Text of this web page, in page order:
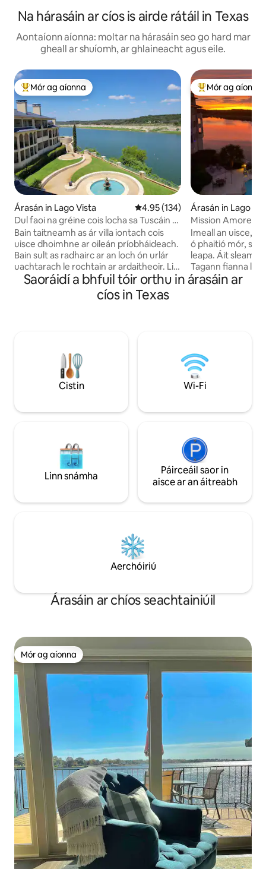
Na hárasáin ar cíos is airde rátáil in Texas
Aontaíonn aíonna: moltar na hárasáin seo go hard mar
gheall ar shuíomh, ar ghlaineacht agus eile.
An-mhór ag aíonna
Mór ag aíonna
Árasán in Lago Vista Meánrátáil 4.95 as 5, 134
4.95 (134)
Dul faoi na gréine cois locha sa Tuscáin ar
Oileán ar Loch Travis
Bain taitneamh as ár villa iontach cois
uisce dhoimhne ar oileán príobháideach.
Bain sult as radhairc ar an loch ón urlár
uachtarach le rochtain ar ardaitheoir. Lig
do scíth i linnte snámha (tá an ceann faoi
dhíon dúnta), tobáin the agus seomra
gréine agus bain sult as na fianna a
thagann ar an oileán. Mar gheall ar
fhrithghníomhartha ailléirgeacha troma,
ní féidir linn glacadh le hainmhithe. Duillín
An-mhór ag
Mór ag aíonna
Árasán in Lago
Mission Amore ❤️
Imeall an uisce,
ó phaitió mór,
leapa. Áit
Tagann fianna
príobháideach
(faoi bhun na villa)
2ú seachtain de
snámha thuaidh
Tobáin te,
leadóg.
Saoráidí a bhfuil tóir orthu in árasáin ar
cíos in Texas
Cistin Wi-Fi
Linn snámha
Páirceáil saor in
aisce ar an áitreabh
Aerchóiriú
Árasáin ar chíos seachtainiúil
Mór ag aíonna
Mór ag aíonna